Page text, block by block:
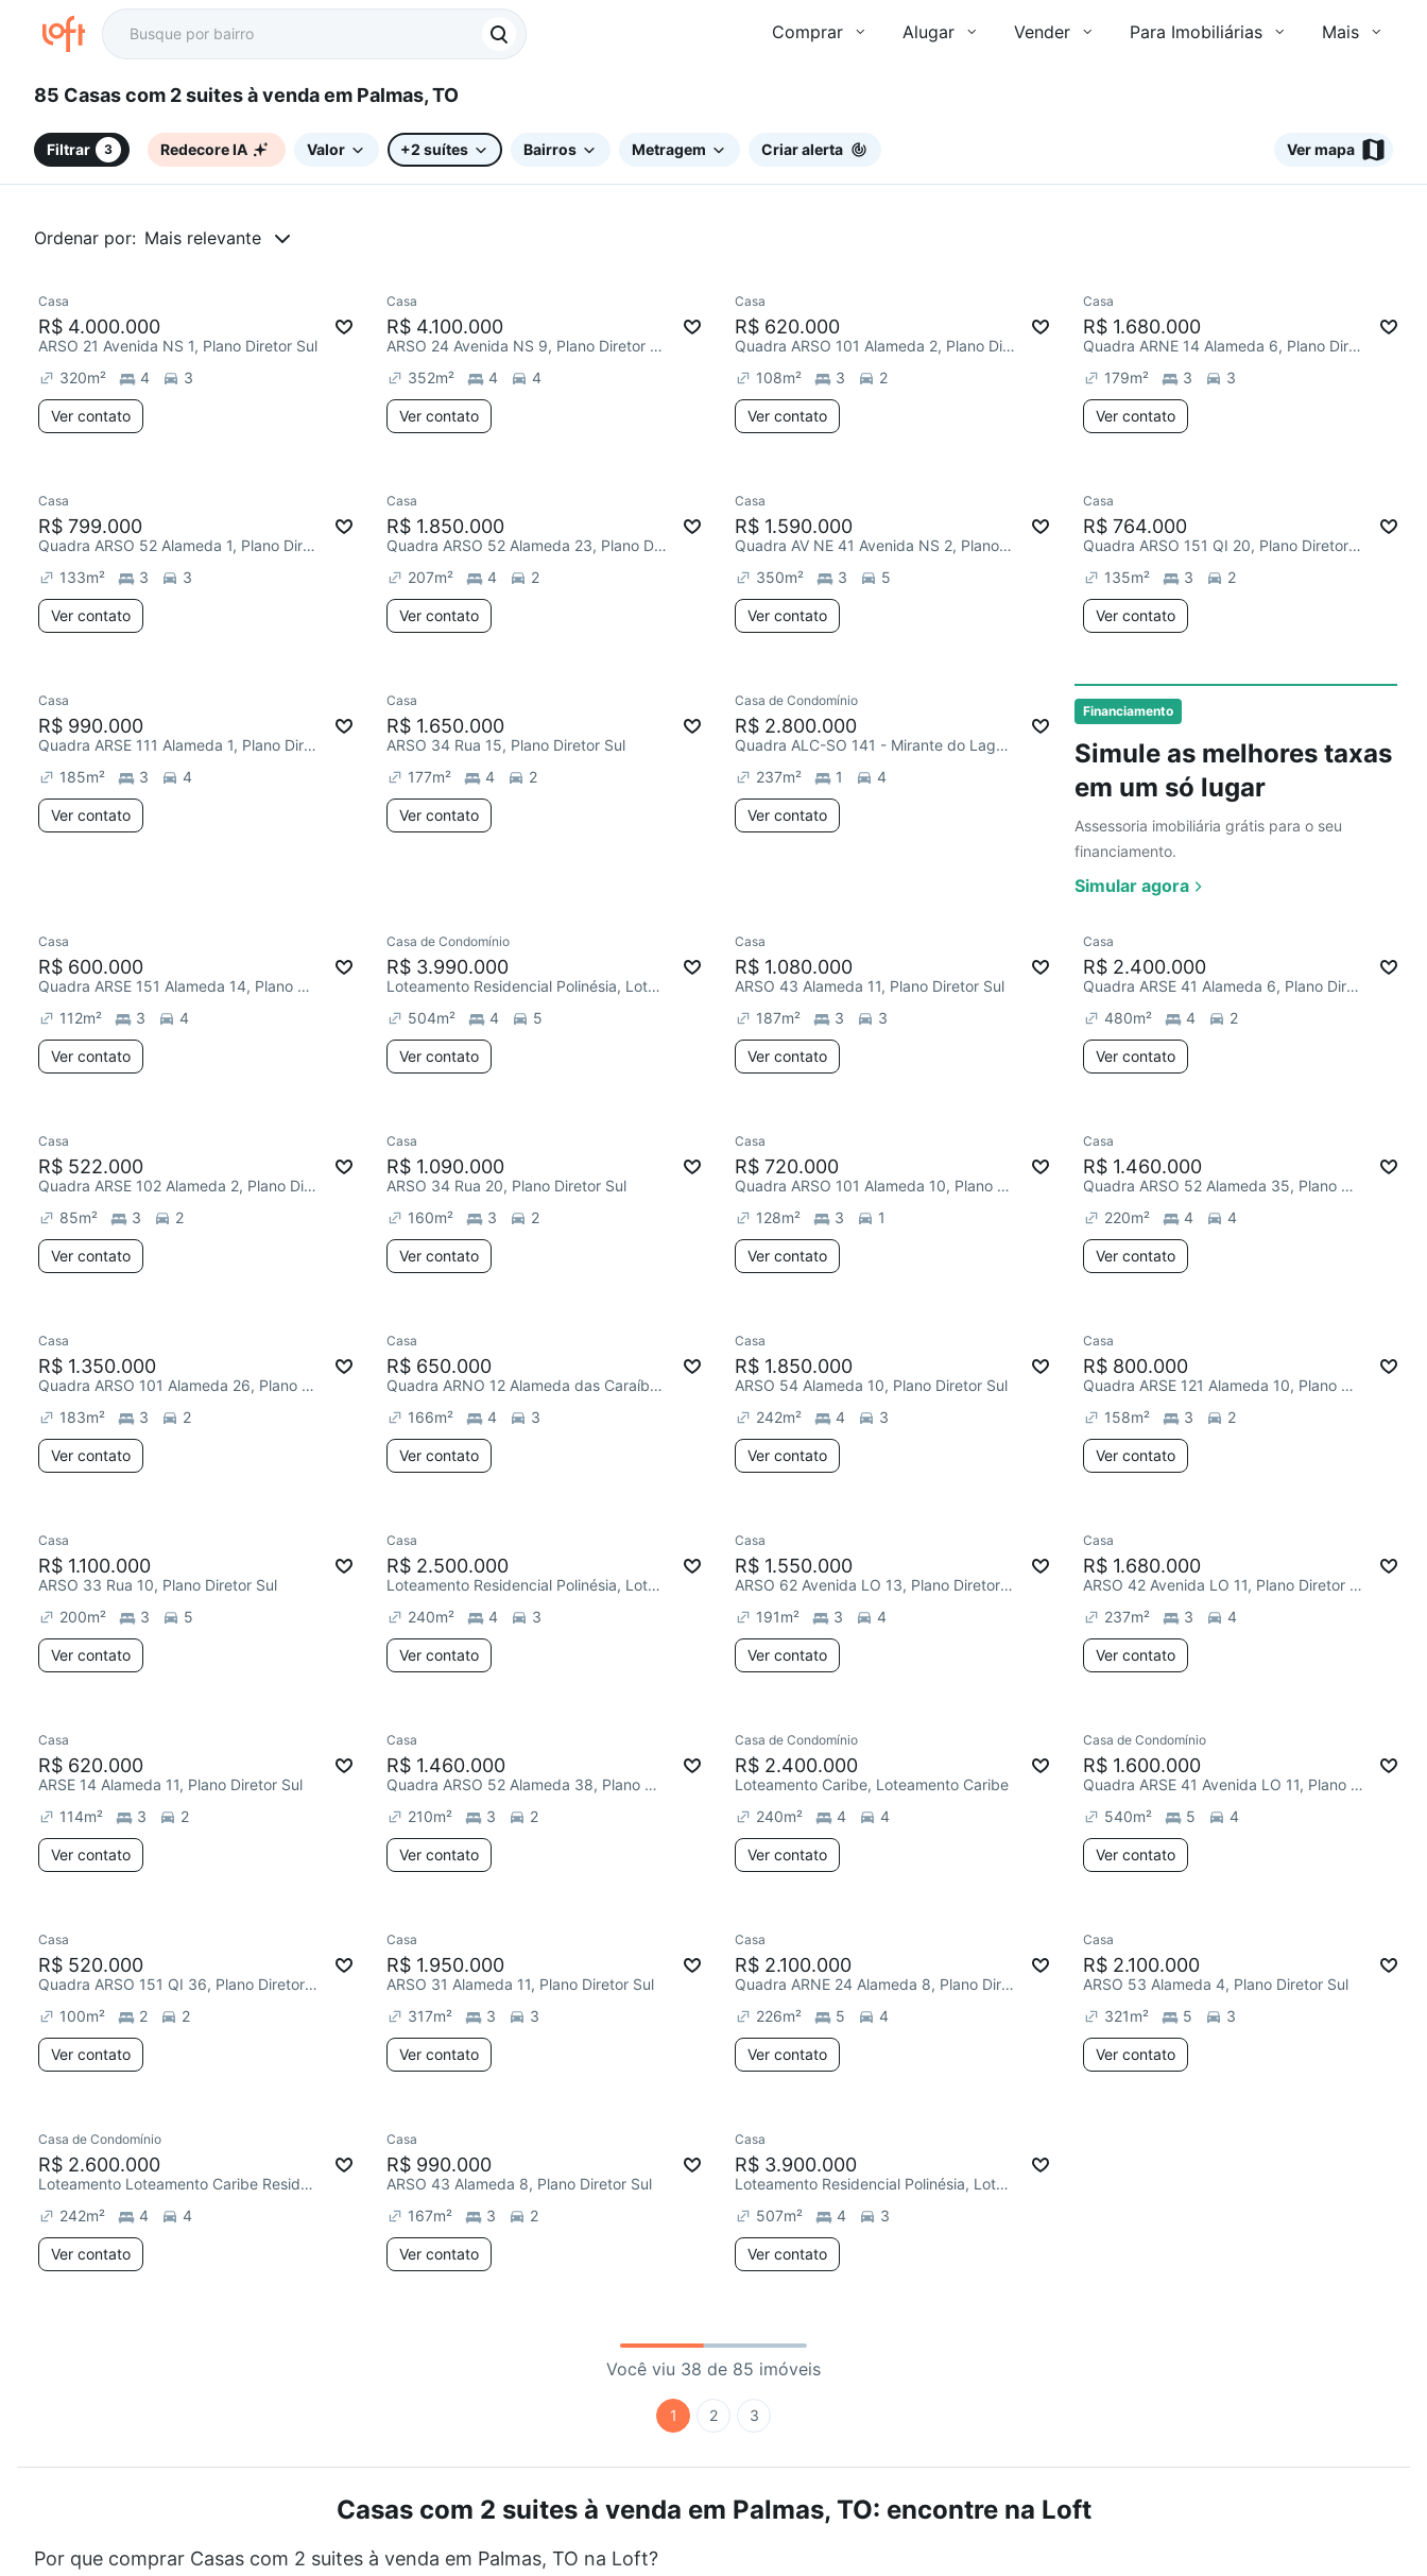
Comprar Alugar Vender Para Imobiliárias Mais
85 Casas com 2 suites à venda em Palmas, TO
Filtrar 3 Redecore IA Valor +2 suítes Bairros Metragem Criar alerta Ver mapa
Ordenar por: Mais relevante
Financiamento
Simule as melhores taxas
em um só lugar
Assessoria imobiliária grátis para o seu
financiamento.
Simular agora
Casa
R$ 4.000.000
ARSO 21 Avenida NS 1, Plano Diretor Sul
320m² 4 3
Ver contato
Casa
R$ 4.100.000
ARSO 24 Avenida NS 9, Plano Diretor Sul
352m² 4 4
Ver contato
Casa
R$ 620.000
Quadra ARSO 101 Alameda 2, Plano Diretor Sul
108m² 3 2
Ver contato
Casa
R$ 1.680.000
Quadra ARNE 14 Alameda 6, Plano Diretor Norte
179m² 3 3
Ver contato
Casa
R$ 799.000
Quadra ARSO 52 Alameda 1, Plano Diretor Sul
133m² 3 3
Ver contato
Casa
R$ 1.850.000
Quadra ARSO 52 Alameda 23, Plano Diretor Sul
207m² 4 2
Ver contato
Casa
R$ 1.590.000
Quadra AV NE 41 Avenida NS 2, Plano Diretor Norte
350m² 3 5
Ver contato
Casa
R$ 764.000
Quadra ARSO 151 QI 20, Plano Diretor Sul
135m² 3 2
Ver contato
Ver
Casa
R$ 990.000
Quadra ARSE 111 Alameda 1, Plano Diretor Sul
185m² 3 4
Ver contato
Casa
R$ 1.650.000
ARSO 34 Rua 15, Plano Diretor Sul
177m² 4 2
Ver contato
Casa de Condomínio
R$ 2.800.000
Quadra ALC-SO 141 - Mirante do Lago Avenida NS 15, Plano Diretor Sul
237m² 1 4
Ver contato
Casa
R$ 600.000
Quadra ARSE 151 Alameda 14, Plano Diretor Sul
112m² 3 4
Ver contato
Casa de Condomínio
R$ 3.990.000
Loteamento Residencial Polinésia, Loteamento Residencial Polinésia
504m² 4 5
Ver contato
Casa
R$ 1.080.000
ARSO 43 Alameda 11, Plano Diretor Sul
187m² 3 3
Ver contato
Casa
R$ 2.400.000
Quadra ARSE 41 Alameda 6, Plano Diretor Sul
480m² 4 2
Ver contato
Casa
R$ 522.000
Quadra ARSE 102 Alameda 2, Plano Diretor Sul
85m² 3 2
Ver contato
Casa
R$ 1.090.000
ARSO 34 Rua 20, Plano Diretor Sul
160m² 3 2
Ver contato
Casa
R$ 720.000
Quadra ARSO 101 Alameda 10, Plano Diretor Sul
128m² 3 1
Ver contato
Casa
R$ 1.460.000
Quadra ARSO 52 Alameda 35, Plano Diretor Sul
220m² 4 4
Ver contato
Casa
R$ 1.350.000
Quadra ARSO 101 Alameda 26, Plano Diretor Sul
183m² 3 2
Ver contato
Casa
R$ 650.000
Quadra ARNO 12 Alameda das Caraíbas, Plano Diretor Norte
166m² 4 3
Ver contato
Casa
R$ 1.850.000
ARSO 54 Alameda 10, Plano Diretor Sul
242m² 4 3
Ver contato
Casa
R$ 800.000
Quadra ARSE 121 Alameda 10, Plano Diretor Sul
158m² 3 2
Ver contato
Casa
R$ 1.100.000
ARSO 33 Rua 10, Plano Diretor Sul
200m² 3 5
Ver contato
Casa
R$ 2.500.000
Loteamento Residencial Polinésia, Loteamento Residencial Polinésia
240m² 4 3
Ver contato
Casa
R$ 1.550.000
ARSO 62 Avenida LO 13, Plano Diretor Sul
191m² 3 4
Ver contato
Casa
R$ 1.680.000
ARSO 42 Avenida LO 11, Plano Diretor Sul
237m² 3 4
Ver contato
Casa
R$ 620.000
ARSE 14 Alameda 11, Plano Diretor Sul
114m² 3 2
Ver contato
Casa
R$ 1.460.000
Quadra ARSO 52 Alameda 38, Plano Diretor Sul
210m² 3 2
Ver contato
Casa de Condomínio
R$ 2.400.000
Loteamento Caribe, Loteamento Caribe
240m² 4 4
Ver contato
Casa de Condomínio
R$ 1.600.000
Quadra ARSE 41 Avenida LO 11, Plano Diretor Sul
540m² 5 4
Ver contato
Casa
R$ 520.000
Quadra ARSO 151 QI 36, Plano Diretor Sul
100m² 2 2
Ver contato
Casa
R$ 1.950.000
ARSO 31 Alameda 11, Plano Diretor Sul
317m² 3 3
Ver contato
Casa
R$ 2.100.000
Quadra ARNE 24 Alameda 8, Plano Diretor Norte
226m² 5 4
Ver contato
Casa
R$ 2.100.000
ARSO 53 Alameda 4, Plano Diretor Sul
321m² 5 3
Ver contato
Casa de Condomínio
R$ 2.600.000
Loteamento Loteamento Caribe Residence Resort 2ª Etapa, Loteamento Caribe Residence & Resort 2ª Etapa
242m² 4 4
Ver contato
Casa
R$ 990.000
ARSO 43 Alameda 8, Plano Diretor Sul
167m² 3 2
Ver contato
Casa
R$ 3.900.000
Loteamento Residencial Polinésia, Loteamento Residencial Polinésia
507m² 4 3
Ver contato
Você viu 38 de 85 imóveis
1 2 3
Casas com 2 suites à venda em Palmas, TO: encontre na Loft
Por que comprar Casas com 2 suites à venda em Palmas, TO na Loft?